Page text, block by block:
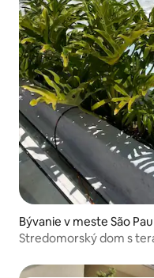
Bývanie v meste São
Stredomorský dom s